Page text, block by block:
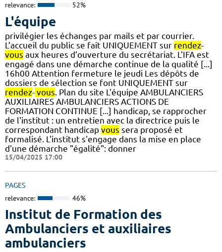
relevance: 52%
L'équipe
privilégier les échanges par mails et par courrier.
L’accueil du public se fait UNIQUEMENT sur rendez-
vous aux heures d’ouverture du secrétariat. L'IFA est
engagé dans une démarche continue de la qualité [...]
16h00 Attention fermeture le jeudi Les dépôts de
dossiers de sélection se font UNIQUEMENT sur
rendez- vous . Plan du site L'équipe AMBULANCIERS
AUXILIAIRES AMBULANCIERS ACTIONS DE
FORMATION CONTINUE [...] handicap, se rapprocher
de l'institut : un entretien avec la directrice puis le
correspondant handicap vous sera proposé et
formalisé. L'institut s'engage dans la mise en place
d'une démarche "égalité": donner
15/04/2025 17:00
PAGES
relevance: 46%
Institut de Formation des
Ambulanciers et auxiliaires
ambulanciers